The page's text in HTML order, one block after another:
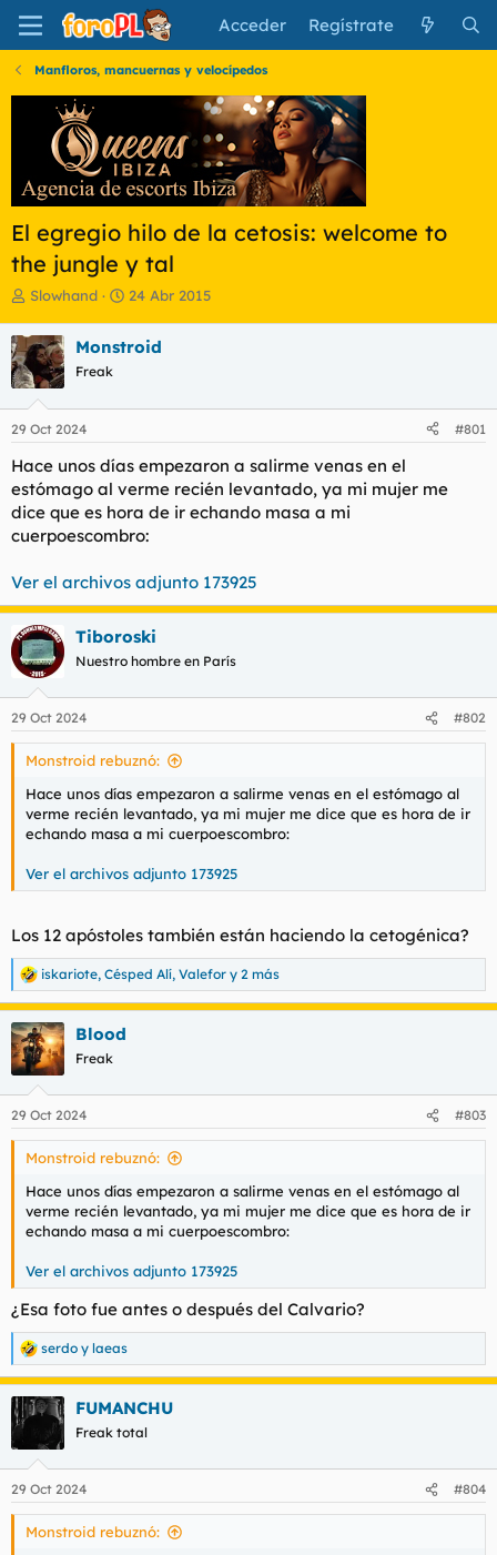
Acceder Regístrate
Manfloros, mancuernas y velocípedos
El egregio hilo de la cetosis: welcome to
the jungle y tal
I
i
c
i
a
d
o
d
e
l
t
a
Slowhand
F
h
e
i
c
i
o
24 Abr 2015
Monstroid
Freak
29 Oct 2024 #801
Hace unos días empezaron a salirme venas en el
estómago al verme recién levantado, ya mi mujer me
dice que es hora de ir echando masa a mi
cuerpoescombro:
Ver el archivos adjunto 173925
Tiboroski
Nuestro hombre en París
29 Oct 2024 #802
Monstroid rebuznó:
Hace unos días empezaron a salirme venas en el estómago al
verme recién levantado, ya mi mujer me dice que es hora de ir
echando masa a mi cuerpoescombro:
Ver el archivos adjunto 173925
Los 12 apóstoles también están haciendo la cetogénica?
R
e
a
c
c
i
e
s
iskariote, Césped Alí, Valefor y 2 más
Blood
Freak
29 Oct 2024 #803
Monstroid rebuznó:
Hace unos días empezaron a salirme venas en el estómago al
verme recién levantado, ya mi mujer me dice que es hora de ir
echando masa a mi cuerpoescombro:
Ver el archivos adjunto 173925
¿Esa foto fue antes o después del Calvario?
R
e
a
c
c
e
s
serdo y laeas
FUMANCHU
Freak total
29 Oct 2024 #804
Monstroid rebuznó: